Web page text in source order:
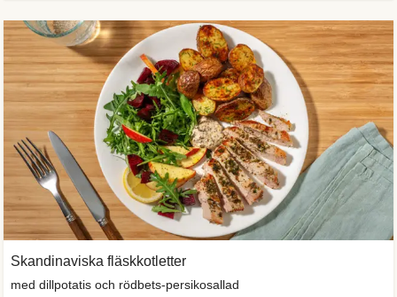
Skandinaviska fläskkotletter
med dillpotatis och rödbets-persikosallad